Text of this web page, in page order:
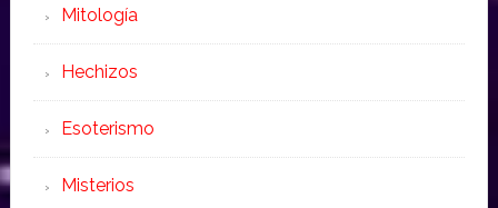
Mitología
Hechizos
Esoterismo
Misterios